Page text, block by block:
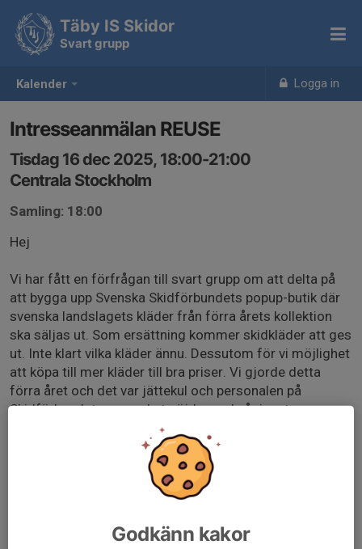
Kalender Logga in
Täby IS Skidor
Svart grupp
Intresseanmälan REUSE
Tisdag 16 dec 2025, 18:00-21:00
Centrala Stockholm
Samling: 18:00
Hej
Vi har fått en förfrågan till svart grupp om att delta på
att bygga upp Svenska Skidförbundets popup-butik där
svenska landslagets kläder från förra årets kollektion
ska säljas ut. Som ersättning kommer skidkläder att ges
ut. Inte klart vilka kläder ännu. Dessutom för vi möjlighet
att köpa till mer kläder till bra priser. Vi gjorde detta
förra året och det var jättekul och personalen på
Skidförbundet var mycket nöjda med vår insats.
Klicka på 'Kommer' i denna intresseanmälan om du vill
Det är ett begränsat antal som kan vara med och får vi
platserna till de som deltagit på flest träningar under
Godkänn kakor